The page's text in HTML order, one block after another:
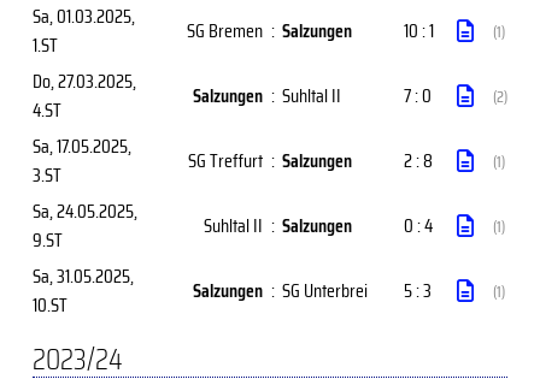
Sa, 01.03.2025,
1.ST
SG Bremen : Salzungen 10 : 1 (1)
Do, 27.03.2025,
4.ST
Salzungen : Suhltal II 7 : 0 (2)
Sa, 17.05.2025,
3.ST
SG Treffurt : Salzungen 2 : 8 (1)
Sa, 24.05.2025,
9.ST
Suhltal II : Salzungen 0 : 4 (1)
Sa, 31.05.2025,
10.ST
Salzungen : SG Unterbrei 5 : 3 (1)
2023/24